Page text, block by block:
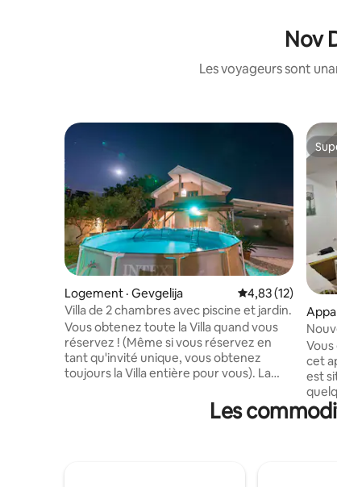
Nov
Les voyageurs sont
Logement · Gevgelija Note moyenne
4,83 (12)
Villa de 2 chambres avec piscine et jardin.
Vous obtenez toute la Villa quand vous
réservez ! (Même si vous réservez en
tant qu'invité unique, vous obtenez
toujours la Villa entière pour vous). La
bain, salon spacieux et une cuisine avec
salle à manger. Toutes les pièces sont
cet
est
Les